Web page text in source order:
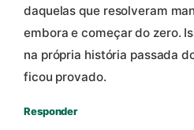
daquelas que resolveram
embora e começar do zero.
na própria história passada
ficou provado.
Responder